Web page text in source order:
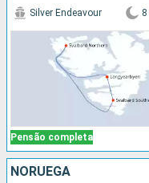
Pensão completa
Silver Endeavour 8
NORUEGA